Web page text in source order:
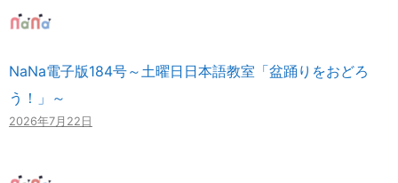
NaNa電子版184号～土曜日日本語教室「盆踊りをおどろ
う！」～
2026年7月22日